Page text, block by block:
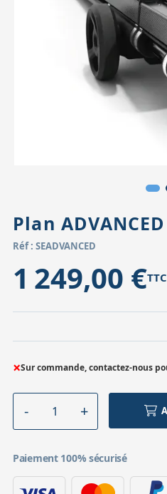
Accessoires pour
Pièces détachées
Plan
Réf : SEADVANCED
1 249,00 €TTC
×Sur commande, contactez-nous
Paiement 100% sécurisé